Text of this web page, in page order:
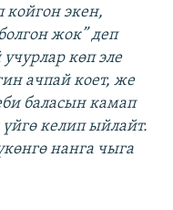
экен,
жок” деп
көп эле
ачпай коет, же
баласын камап
келип ыйлайт.
нанга чыга